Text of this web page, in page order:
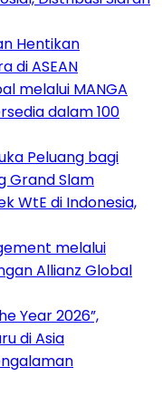
Hentikan
di ASEAN
melalui MANGA
dalam 100
Peluang bagi
Grand Slam
WtE di Indonesia,
melalui
Allianz Global
Year 2026”,
di Asia